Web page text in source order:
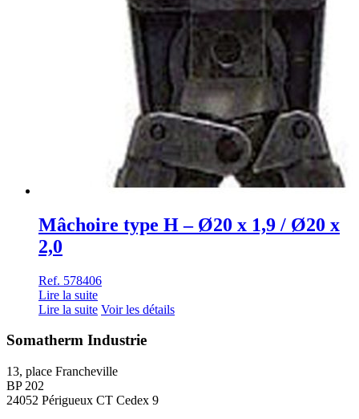
Mâchoire type H – Ø20 x 1,9 / Ø20 x
2,0
Ref. 578406
Lire la suite
Lire la suite Voir les détails
Somatherm Industrie
13, place Francheville
BP 202
24052 Périgueux CT Cedex 9